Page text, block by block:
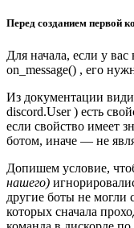
Перед созданием первой
Для начала, если у
on_message() , его
Из документации
discord.User ) есть
если свойство имеет
ботом, иначе — не
Допишем условие,
нашего)
другие боты не могли
которых сначала